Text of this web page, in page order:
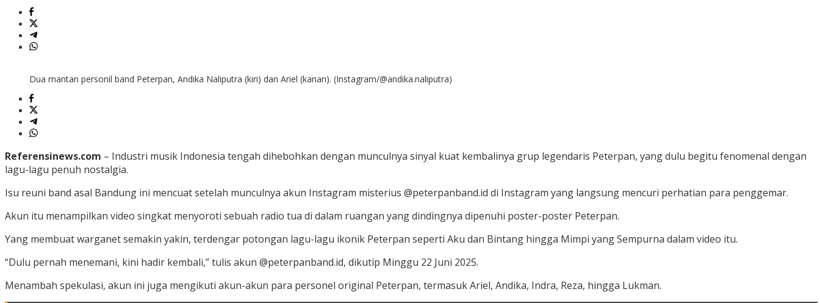
Dua mantan personil band Peterpan, Andika Naliputra (kiri) dan Ariel (kanan). (Instagram/@andika.naliputra)
Referensinews.com – Industri musik Indonesia tengah dihebohkan dengan munculnya sinyal kuat kembalinya grup legendaris Peterpan, yang dulu begitu fenomenal dengan
lagu-lagu penuh nostalgia.
Isu reuni band asal Bandung ini mencuat setelah munculnya akun Instagram misterius @peterpanband.id di Instagram yang langsung mencuri perhatian para penggemar.
Akun itu menampilkan video singkat menyoroti sebuah radio tua di dalam ruangan yang dindingnya dipenuhi poster-poster Peterpan.
Yang membuat warganet semakin yakin, terdengar potongan lagu-lagu ikonik Peterpan seperti Aku dan Bintang hingga Mimpi yang Sempurna dalam video itu.
“Dulu pernah menemani, kini hadir kembali,” tulis akun @peterpanband.id, dikutip Minggu 22 Juni 2025.
Menambah spekulasi, akun ini juga mengikuti akun-akun para personel original Peterpan, termasuk Ariel, Andika, Indra, Reza, hingga Lukman.